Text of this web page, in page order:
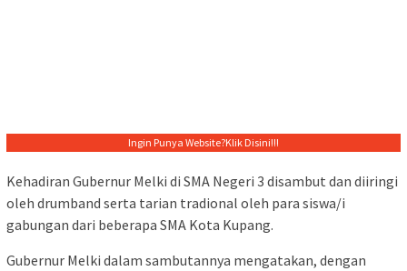
Ingin Punya Website?Klik Disini!!!
Kehadiran Gubernur Melki di SMA Negeri 3 disambut dan diiringi
oleh drumband serta tarian tradional oleh para siswa/i
gabungan dari beberapa SMA Kota Kupang.
Gubernur Melki dalam sambutannya mengatakan, dengan